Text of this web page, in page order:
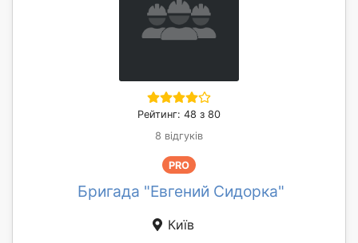
Рейтинг: 48 з 80
8 відгуків
PRO
Бригада "Евгений Сидорка"
Київ